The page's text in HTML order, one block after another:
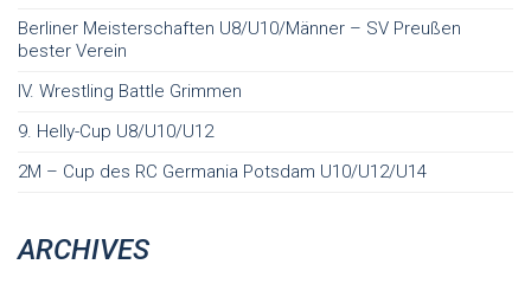
Berliner Meisterschaften U8/U10/Männer – SV Preußen
bester Verein
IV. Wrestling Battle Grimmen
9. Helly-Cup U8/U10/U12
2M – Cup des RC Germania Potsdam U10/U12/U14
ARCHIVES